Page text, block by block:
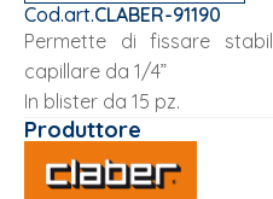
Cod.art.CLABER-91190
Permette di fissare
capillare da 1/4”
In blister da 15 pz.
Produttore